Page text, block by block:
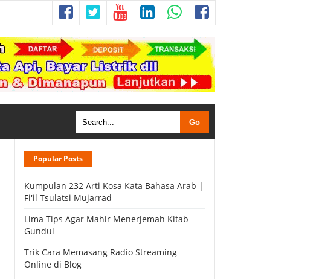
Popular Posts
Kumpulan 232 Arti Kosa Kata Bahasa Arab |
Fi'il Tsulatsi Mujarrad
Lima Tips Agar Mahir Menerjemah Kitab
Gundul
Trik Cara Memasang Radio Streaming
Online di Blog